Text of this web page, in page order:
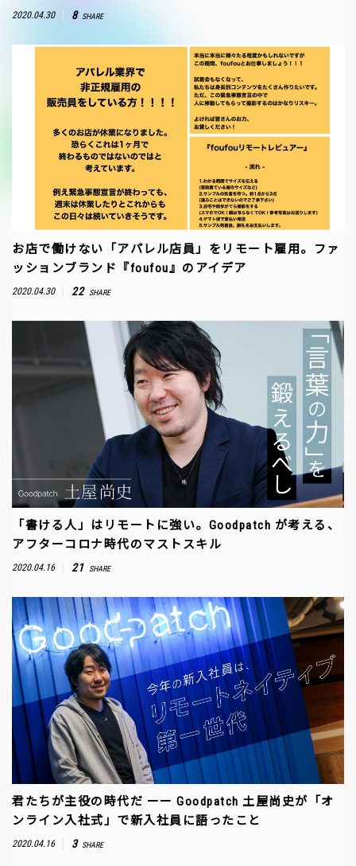
2020.04.30 8 SHARE
お店で働けない「アパレル店員」をリモート雇用。ファ
ッションブランド『foufou』のアイデア
2020.04.30 22 SHARE
「書ける人」はリモートに強い。Goodpatch が考える、
アフターコロナ時代のマストスキル
2020.04.16 21 SHARE
君たちが主役の時代だ ーー Goodpatch 土屋尚史が「オ
ンライン入社式」で新入社員に語ったこと
2020.04.16 3 SHARE